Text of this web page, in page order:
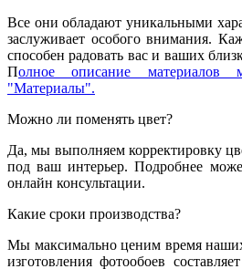
Все они обладают уникальными
заслуживает особого внимания.
способен радовать вас и ваших
Полное описание
"Материалы".
Можно ли поменять цвет?
Да, мы выполняем корректировку
под ваш интерьер. Подробнее
онлайн консультации.
Какие сроки производства?
Мы максимально ценим время
изготовления фотообоев